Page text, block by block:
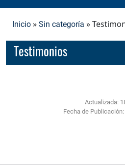
Inicio » Sin categoría »
Testimonios
Actualizada:
Fecha de Publicación: